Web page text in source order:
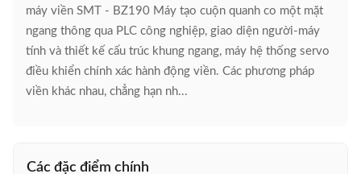
máy viền SMT - BZ190 Máy tạo cuộn quanh co một mặt
ngang thông qua PLC công nghiệp, giao diện người-máy
tính và thiết kế cấu trúc khung ngang, máy hệ thống servo
điều khiển chính xác hành động viền. Các phương pháp
viền khác nhau, chẳng hạn nh...
Các đặc điểm chính